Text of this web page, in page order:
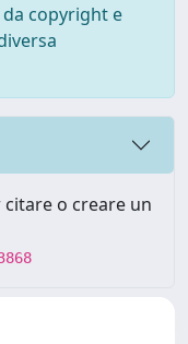
copyright e
o creare un